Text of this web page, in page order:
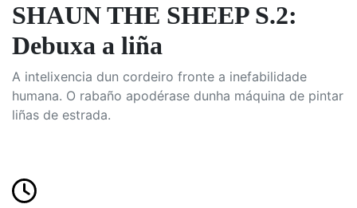
SHAUN THE SHEEP S.2:
Debuxa a liña
A intelixencia dun cordeiro fronte a inefabilidade
humana. O rabaño apodérase dunha máquina de pintar
liñas de estrada.